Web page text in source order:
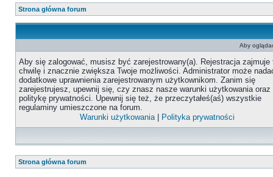
Strona główna forum
Aby
Aby się zalogować, musisz być zarejestrowany(a). Rejestracja zajmuje
chwilę i znacznie zwiększa Twoje możliwości. Administrator może
dodatkowe uprawnienia zarejestrowanym użytkownikom. Zanim się
zarejestrujesz, upewnij się, czy znasz nasze warunki użytkowania oraz
politykę prywatności. Upewnij się też, że przeczytałeś(aś) wszystkie
regulaminy umieszczone na forum.
Warunki użytkowania| Polityka prywatności
Strona główna forum